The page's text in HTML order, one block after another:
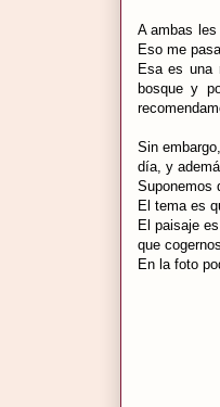
A ambas
Eso me
Esa es una
bosque y
Sin
día, y
Suponemos
El tema es
El paisaje
que
En la foto